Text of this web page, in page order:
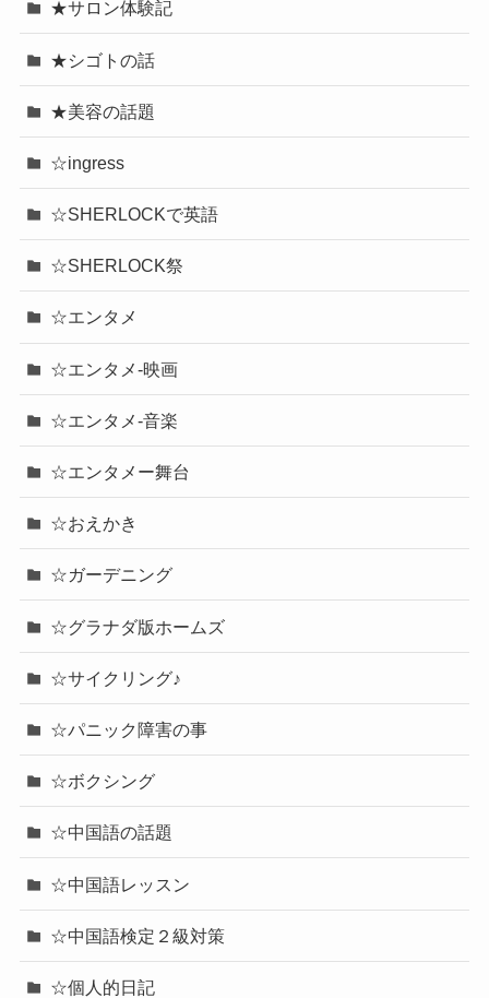
★サロン体験記
★シゴトの話
★美容の話題
☆ingress
☆SHERLOCKで英語
☆SHERLOCK祭
☆エンタメ
☆エンタメ-映画
☆エンタメ-音楽
☆エンタメー舞台
☆おえかき
☆ガーデニング
☆グラナダ版ホームズ
☆サイクリング♪
☆パニック障害の事
☆ボクシング
☆中国語の話題
☆中国語レッスン
☆中国語検定２級対策
☆個人的日記